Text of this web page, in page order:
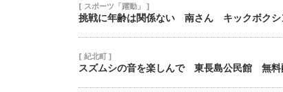
[ スポーツ「躍動」 ]
挑戦に年齢は関係ない 南さん キックボクシ
[ 紀北町 ]
スズムシの音を楽しんで 東長島公民館 無料